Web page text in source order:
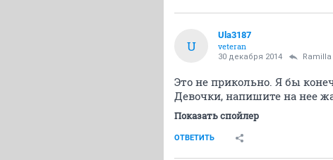
U
Ula3187
veteran
30 декабря 2014 Ramilla
Это не прикольно. Я бы
Девочки, напишите на нее
Показать спойлер
ОТВЕТИТЬ